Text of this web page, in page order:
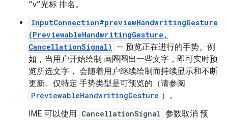
“v”光标 排名。
InputConnection#previewHandwritingGesture
(PreviewableHandwritingGesture,
CancellationSignal)
— 预览正在进行的手势。例
如，当用户开始绘制 画圈圈出一些文字，即可实时预
览所选文字， 会随着用户继续绘制而持续显示和不断
更新。仅特定 手势类型是可预览的（请参阅
PreviewableHandwritingGesture ）。
IME 可以使用 CancellationSignal 参数取消 预